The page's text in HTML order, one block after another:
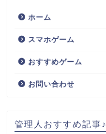
ホーム
スマホゲーム
おすすめゲーム
お問い合わせ
管理人おすすめ記事♪